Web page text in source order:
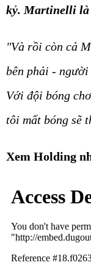
kỷ. Martinelli là
"Và rồi còn cả
bên phải - người
Với đội bóng
tôi mất bóng sẽ
Xem Holding